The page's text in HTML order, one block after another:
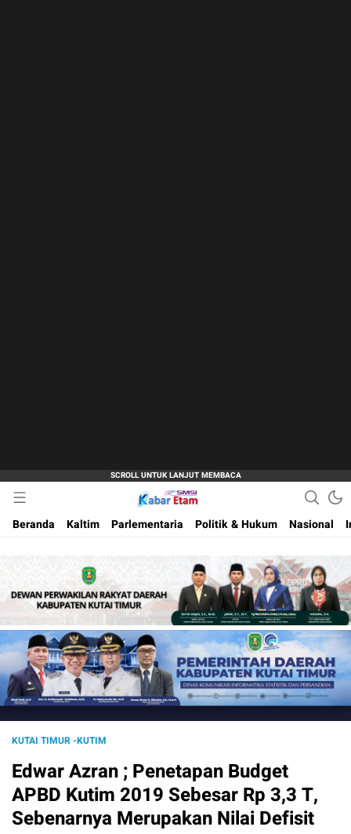
Kabar Etam
Akurat dan Terpercaya
Beranda
Kaltim Parlementaria Politik & Hukum Nasional
KUTAI TIMUR -KUTIM
Edwar Azran ; Penetapan Budget
APBD Kutim 2019 Sebesar Rp 3,3 T,
Sebenarnya Merupakan Nilai Defisit